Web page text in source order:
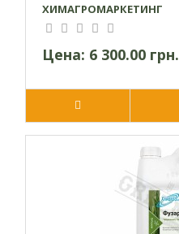
ХИМАГРОМАРКЕТИНГ
Цена: 6 300.00 грн.